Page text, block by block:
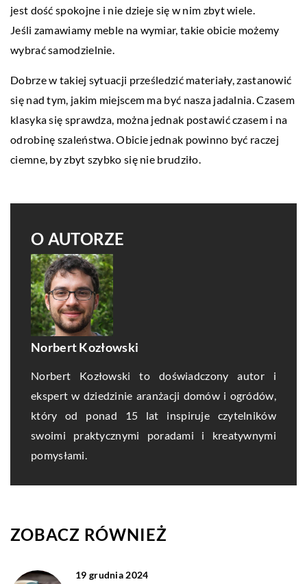
jest dość spokojne i nie dzieje się w nim zbyt wiele.
Jeśli zamawiamy meble na wymiar, takie obicie możemy
wybrać samodzielnie.
Dobrze w takiej sytuacji prześledzić materiały, zastanowić
się nad tym, jakim miejscem ma być nasza jadalnia. Czasem
klasyka się sprawdza, można jednak postawić czasem i na
odrobinę szaleństwa. Obicie jednak powinno być raczej
ciemne, by zbyt szybko się nie brudziło.
O AUTORZE
Norbert Kozłowski
Norbert Kozłowski to doświadczony autor i
ekspert w dziedzinie aranżacji domów i ogródów,
który od ponad 15 lat inspiruje czytelników
swoimi praktycznymi poradami i kreatywnymi
pomysłami.
ZOBACZ RÓWNIEŻ
19 grudnia 2024